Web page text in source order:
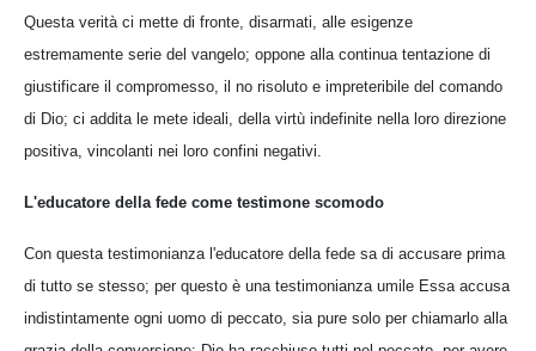
Questa verità ci mette di fronte, disarmati, alle esigenze
estremamente serie del vangelo; oppone alla continua tentazione di
giustificare il compromesso, il no risoluto e impreteribile del comando
di Dio; ci addita le mete ideali, della virtù indefinite nella loro direzione
positiva, vincolanti nei loro confini negativi.
L'educatore della fede come testimone scomodo
Con questa testimonianza l'educatore della fede sa di accusare prima
di tutto se stesso; per questo è una testimonianza umile Essa accusa
indistintamente ogni uomo di peccato, sia pure solo per chiamarlo alla